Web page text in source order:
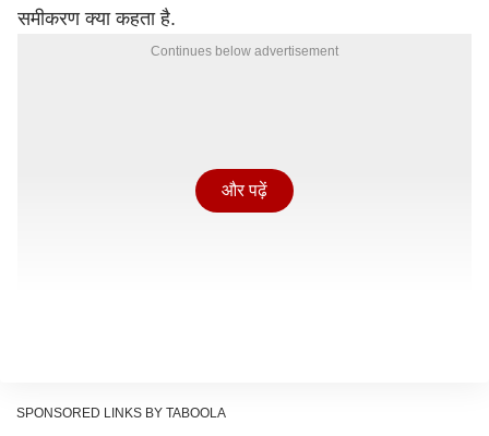
समीकरण क्या कहता है.
Continues below advertisement
और पढ़ें
SPONSORED LINKS BY TABOOLA